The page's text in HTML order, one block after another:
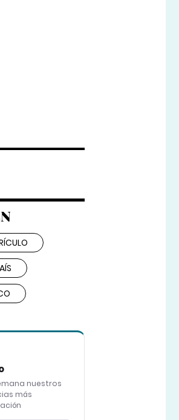
nuestros
más